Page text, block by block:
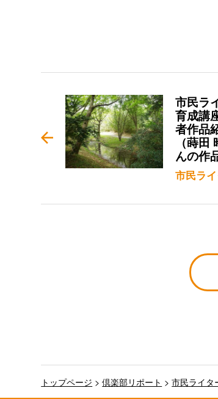
市民ラ
育成講
者作品
（蒔田
んの作
市民ラ
トップページ >倶楽部リポート >市民ライタ